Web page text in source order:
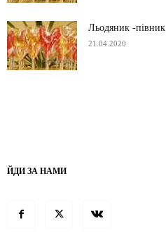
Льодяник -півник
21.04.2020
ЙДИ ЗА НАМИ